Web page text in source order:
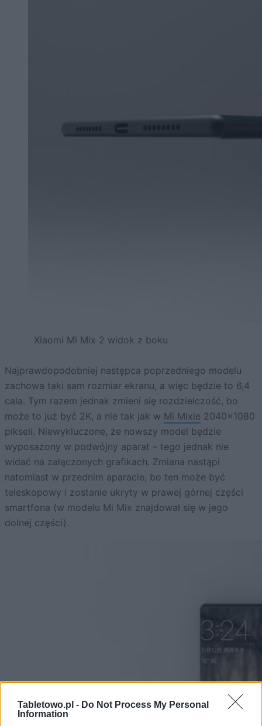
Tabletowo.pl - Do Not Process My Personal
Information
Xiaomi Mi Mix 2 widok z boku
Najprawdopodobniej następca poprzedniego modelu
zachowa taki sam rozmiar ekranu, a więc będzie to 6,4
cala. Tym razem jednak zmieni się rozdzielczość, bo
może to już być 2K, a nie tak jak w Mi Mixie 2040×1080
pikseli. Niewykluczone, że nowszy model będzie
wyposażony w podwójny aparat – tego jednak nie
widać na załączonych grafikach. Zmiana nastąpi
natomiast w przednim aparacie, bo ten może być
teleskopowy i zostanie ukryty w prawej górnej części
smartfona (w modelu Mi Mix znajdował się w jego
dolnej części).